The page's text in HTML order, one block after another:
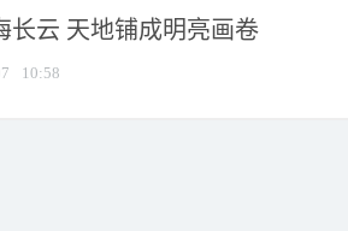
长云 天地铺成明亮画卷
10:58